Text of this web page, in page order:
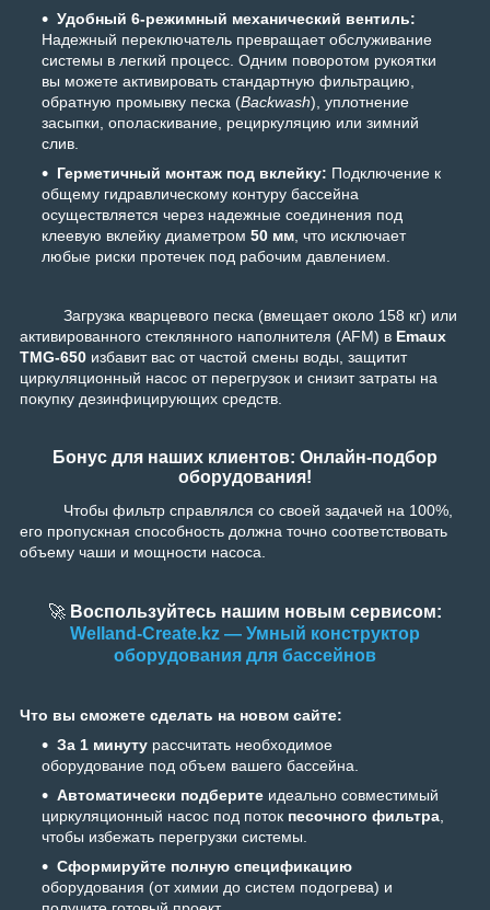
Удобный 6-режимный механический вентиль:
Надежный переключатель превращает обслуживание
системы в легкий процесс. Одним поворотом рукоятки
вы можете активировать стандартную фильтрацию,
обратную промывку песка (Backwash), уплотнение
засыпки, ополаскивание, рециркуляцию или зимний
слив.
Герметичный монтаж под вклейку: Подключение к
общему гидравлическому контуру бассейна
осуществляется через надежные соединения под
клеевую вклейку диаметром 50 мм, что исключает
любые риски протечек под рабочим давлением.
Загрузка кварцевого песка (вмещает около 158 кг) или
активированного стеклянного наполнителя (AFM) в Emaux
TMG-650 избавит вас от частой смены воды, защитит
циркуляционный насос от перегрузок и снизит затраты на
покупку дезинфицирующих средств.
Бонус для наших клиентов: Онлайн-подбор
оборудования!
Чтобы фильтр справлялся со своей задачей на 100%,
его пропускная способность должна точно соответствовать
объему чаши и мощности насоса.
🚀 Воспользуйтесь нашим новым сервисом:
Welland-Create.kz — Умный конструктор
оборудования для бассейнов
Что вы сможете сделать на новом сайте:
За 1 минуту рассчитать необходимое
оборудование под объем вашего бассейна.
Автоматически подберите идеально совместимый
циркуляционный насос под поток песочного фильтра,
чтобы избежать перегрузки системы.
Сформируйте полную спецификацию
оборудования (от химии до систем подогрева) и